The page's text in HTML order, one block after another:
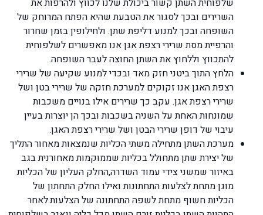
שלפוחית השתן קשור ביכולת שלנו לכווץ ולהרפות את
השרירים ובכך לסגור את הטבעת שהיא הפתח המרוחק של
השופחה ובכך למנוע דליפת שתן. ולחילופין בזמן שחרור
והרפיית מסת שרירי רצפת אגן אנו מאפשרים לשלפוחית
להתכווץ וללחוץ את השתן החוצה לעבר השופחה.
הלחץ התוך ביטני חזק מאד ובכדי למנוע שקיעה של שרירי
רצפת האגן אנו זקוקים למערכת חזקה של שרירי בטן ושל
שרירי רצפת אגן. עקב כך שרירים אילו בנויים משכבות
שמונחות האחת על השניה בשכבות ובכך הן יוצרות בעיין
עיבוי של דופן שרירי הבטן ושל שרירי רצפת האגן.
מערכת השתן מתחילה משתי הכליות שנמצאות מאחור התליך
של יצירת שתן מתחולל בכליות שממוקמות מאחורנית בגב
באיזור שמשני צידי עמוד השדרה,החלק העליון של הכליות
מוגן מתחת לצלעות התחתונות ואילו החלק התחתון של
הכליות חשוף מתחת לשפה התחתונה של הצלעות.לאחר